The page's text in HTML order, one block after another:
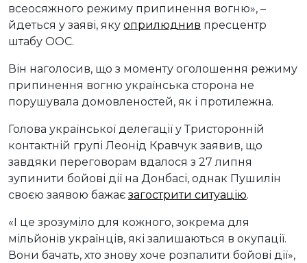
всеосяжного режиму припинення вогню», –
йдеться у заяві, яку оприлюднив пресцентр
штабу ООС.
Він наголосив, що з моменту оголошення режиму
припинення вогню українська сторона не
порушувала домовленостей, як і протилежна.
Голова української делегації у Тристоронній
контактній групі Леонід Кравчук заявив, що
завдяки переговорам вдалося з 27 липня
зупинити бойові дії на Донбасі, однак Пушилін
своєю заявою бажає загострити ситуацію.
«І це зрозуміло для кожного, зокрема для
мільйонів українців, які залишаються в окупації.
Вони бачать, хто знову хоче розпалити бойові дії»,